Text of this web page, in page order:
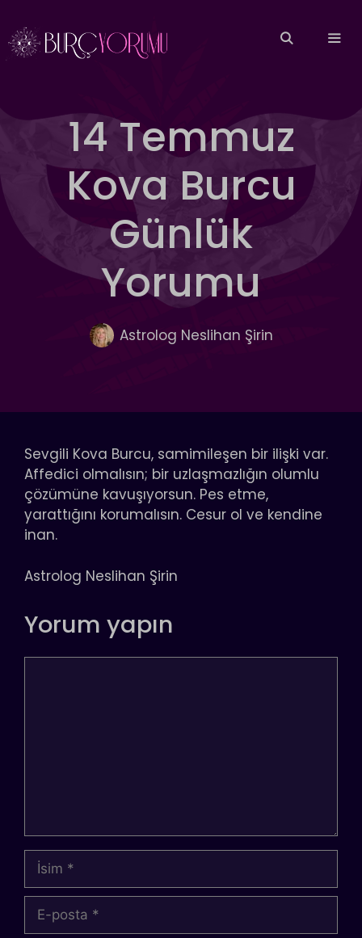
atla
14 Temmuz
Kova Burcu
Günlük
Yorumu
Astrolog Neslihan Şirin
Sevgili Kova Burcu, samimileşen bir ilişki var.
Affedici olmalısın; bir uzlaşmazlığın olumlu
çözümüne kavuşıyorsun. Pes etme,
yarattığını korumalısın. Cesur ol ve kendine
inan.
Astrolog Neslihan Şirin
Yorum yapın
İsim
posta